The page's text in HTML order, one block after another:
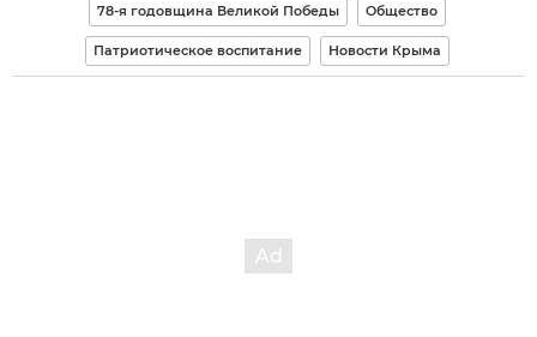
78-я годовщина Великой Победы Общество
Патриотическое воспитание Новости Крыма